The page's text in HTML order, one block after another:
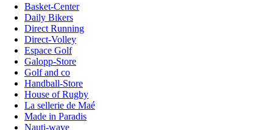
Basket-Center
Daily Bikers
Direct Running
Direct-Volley
Espace Golf
Galopp-Store
Golf and co
Handball-Store
House of Rugby
La sellerie de Maé
Made in Paradis
Nauti-wave